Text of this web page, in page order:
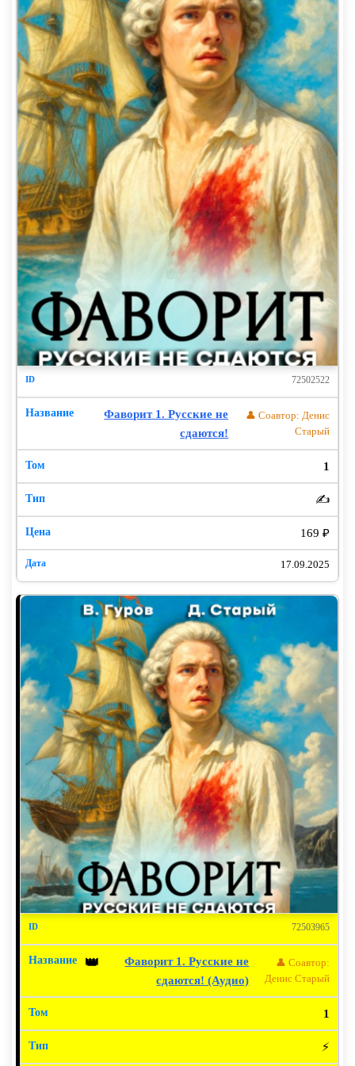
72502522
Фаворит 1. Русские не
сдаются!
👤 Соавтор: Денис
Старый
1
✍️
169 ₽
17.09.2025
72503965
👑
Фаворит 1. Русские не
сдаются! (Аудио)
👤 Соавтор:
Денис Старый
1
⚡